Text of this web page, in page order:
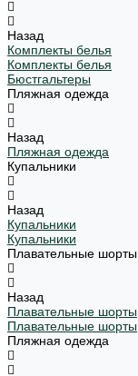
Назад
Комплекты белья
Комплекты белья
Бюстгальтеры
Пляжная одежда
Назад
Пляжная одежда
Купальники
Назад
Купальники
Купальники
Плавательные шорты
Назад
Плавательные шорты
Плавательные шорты
Пляжная одежда